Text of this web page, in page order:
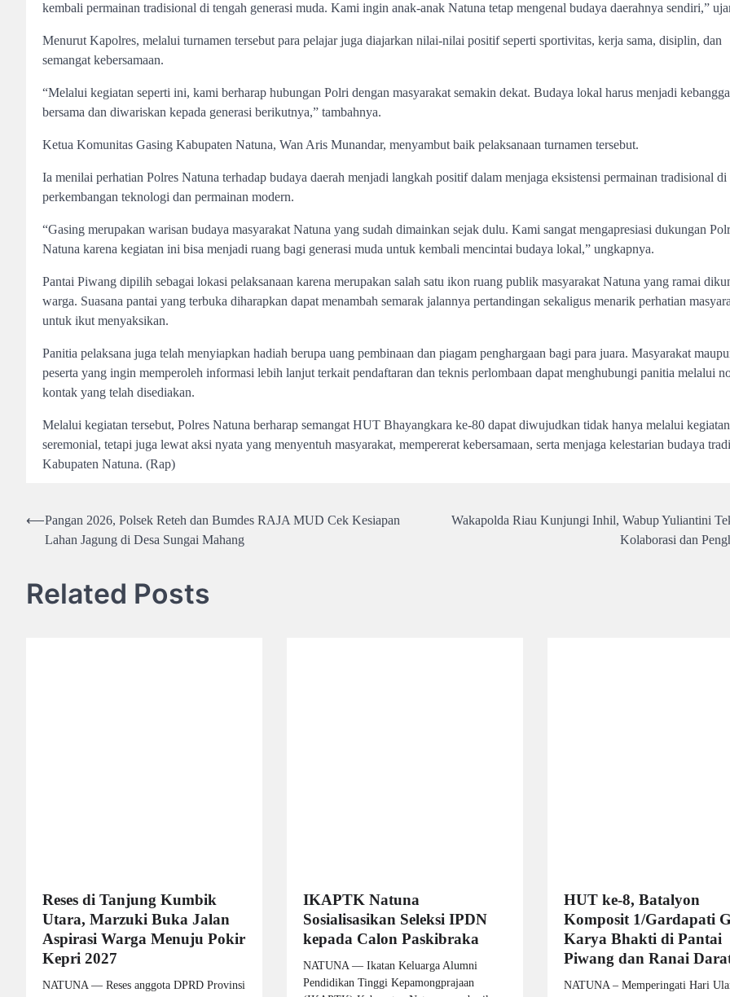
kembali permainan tradisional di tengah generasi muda. Kami ingin anak-anak Natuna tetap mengenal budaya daerahnya sendiri,”
Menurut Kapolres, melalui turnamen tersebut para pelajar juga diajarkan nilai-nilai positif seperti sportivitas, kerja sama, disiplin, dan
semangat kebersamaan.
“Melalui kegiatan seperti ini, kami berharap hubungan Polri dengan masyarakat semakin dekat. Budaya lokal harus menjadi
bersama dan diwariskan kepada generasi berikutnya,” tambahnya.
Ketua Komunitas Gasing Kabupaten Natuna, Wan Aris Munandar, menyambut baik pelaksanaan turnamen tersebut.
Ia menilai perhatian Polres Natuna terhadap budaya daerah menjadi langkah positif dalam menjaga eksistensi permainan tradisional di
perkembangan teknologi dan permainan modern.
“Gasing merupakan warisan budaya masyarakat Natuna yang sudah dimainkan sejak dulu. Kami sangat mengapresiasi dukungan
Natuna karena kegiatan ini bisa menjadi ruang bagi generasi muda untuk kembali mencintai budaya lokal,” ungkapnya.
Pantai Piwang dipilih sebagai lokasi pelaksanaan karena merupakan salah satu ikon ruang publik masyarakat Natuna yang ramai
warga. Suasana pantai yang terbuka diharapkan dapat menambah semarak jalannya pertandingan sekaligus menarik perhatian
untuk ikut menyaksikan.
Panitia pelaksana juga telah menyiapkan hadiah berupa uang pembinaan dan piagam penghargaan bagi para juara. Masyarakat
peserta yang ingin memperoleh informasi lebih lanjut terkait pendaftaran dan teknis perlombaan dapat menghubungi panitia melalui
kontak yang telah disediakan.
Melalui kegiatan tersebut, Polres Natuna berharap semangat HUT Bhayangkara ke-80 dapat diwujudkan tidak hanya melalui kegiatan
seremonial, tetapi juga lewat aksi nyata yang menyentuh masyarakat, mempererat kebersamaan, serta menjaga kelestarian budaya
Kabupaten Natuna. (Rap)
Post
navigation
⟵Pangan 2026, Polsek Reteh dan Bumdes RAJA MUD Cek Kesiapan
Lahan Jagung di Desa Sungai Mahang
Wakapolda Riau Kunjungi Inhil, Wabup Yuliantini
Kolaborasi dan
Related Posts
Reses di Tanjung Kumbik
Utara, Marzuki Buka Jalan
Aspirasi Warga Menuju Pokir
Kepri 2027
NATUNA — Reses anggota DPRD Provinsi
IKAPTK Natuna
Sosialisasikan Seleksi IPDN
kepada Calon Paskibraka
NATUNA — Ikatan Keluarga Alumni
Pendidikan Tinggi Kepamongprajaan
HUT ke-8, Batalyon
Komposit 1/Gardapati
Karya Bhakti di Pantai
Piwang dan Ranai
NATUNA – Memperingati Hari